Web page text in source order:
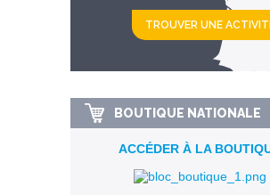
et
km alentour
BOUTIQUE NATIONALE
ACCÉDER À LA